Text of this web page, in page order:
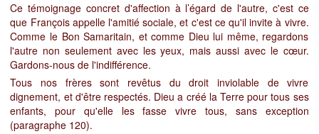
Ce témoignage concret d'affection à l’égard de l'autre, c'est ce
que François appelle l'amitié sociale, et c'est ce qu'il invite à vivre.
Comme le Bon Samaritain, et comme Dieu lui même, regardons
l'autre non seulement avec les yeux, mais aussi avec le cœur.
Gardons-nous de l'indifférence.
Tous nos frères sont revêtus du droit inviolable de vivre
dignement, et d'être respectés. Dieu a créé la Terre pour tous ses
enfants, pour qu'elle les fasse vivre tous, sans exception
(paragraphe 120).